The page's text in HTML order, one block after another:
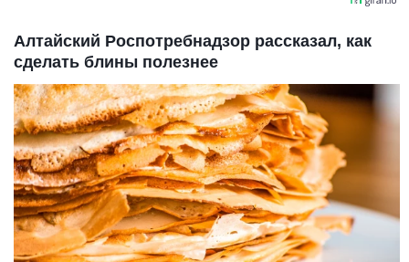
Алтайский Роспотребнадзор рассказал, как
сделать блины полезнее